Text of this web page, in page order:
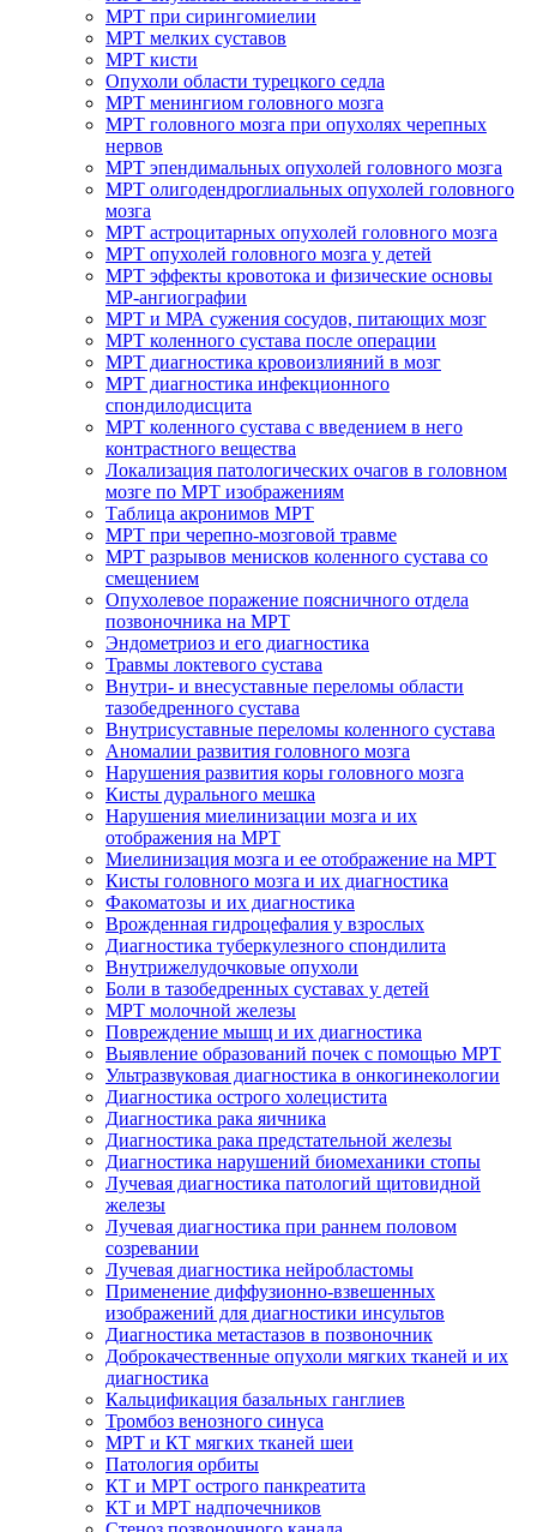
МРТ при сирингомиелии
МРТ мелких суставов
МРТ кисти
Опухоли области турецкого седла
МРТ менингиом головного мозга
МРТ головного мозга при опухолях черепных
нервов
МРТ эпендимальных опухолей головного мозга
МРТ олигодендроглиальных опухолей головного
мозга
МРТ астроцитарных опухолей головного мозга
МРТ опухолей головного мозга у детей
МРТ эффекты кровотока и физические основы
МР-ангиографии
МРТ и МРА сужения сосудов, питающих мозг
МРТ коленного сустава после операции
МРТ диагностика кровоизлияний в мозг
МРТ диагностика инфекционного
спондилодисцита
МРТ коленного сустава с введением в него
контрастного вещества
Локализация патологических очагов в головном
мозге по МРТ изображениям
Таблица акронимов МРТ
МРТ при черепно-мозговой травме
МРТ разрывов менисков коленного сустава со
смещением
Опухолевое поражение поясничного отдела
позвоночника на МРТ
Эндометриоз и его диагностика
Травмы локтевого сустава
Внутри- и внесуставные переломы области
тазобедренного сустава
Внутрисуставные переломы коленного сустава
Аномалии развития головного мозга
Нарушения развития коры головного мозга
Кисты дурального мешка
Нарушения миелинизации мозга и их
отображения на МРТ
Миелинизация мозга и ее отображение на МРТ
Кисты головного мозга и их диагностика
Факоматозы и их диагностика
Врожденная гидроцефалия у взрослых
Диагностика туберкулезного спондилита
Внутрижелудочковые опухоли
Боли в тазобедренных суставах у детей
МРТ молочной железы
Повреждение мышц и их диагностика
Выявление образований почек с помощью МРТ
Ультразвуковая диагностика в онкогинекологии
Диагностика острого холецистита
Диагностика рака яичника
Диагностика рака предстательной железы
Диагностика нарушений биомеханики стопы
Лучевая диагностика патологий щитовидной
железы
Лучевая диагностика при раннем половом
созревании
Лучевая диагностика нейробластомы
Применение диффузионно-взвешенных
изображений для диагностики инсультов
Диагностика метастазов в позвоночник
Доброкачественные опухоли мягких тканей и их
диагностика
Кальцификация базальных ганглиев
Тромбоз венозного синуса
МРТ и КТ мягких тканей шеи
Патология орбиты
КТ и МРТ острого панкреатита
КТ и МРТ надпочечников